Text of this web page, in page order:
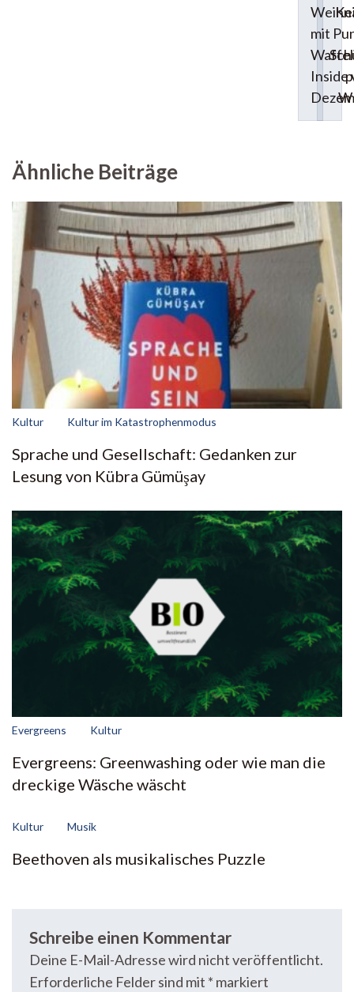
mit
Inside
Ähnliche Beiträge
Kultur Kultur im Katastrophenmodus
Sprache und Gesellschaft: Gedanken zur
Lesung von Kübra Gümüşay
Evergreens Kultur
Evergreens: Greenwashing oder wie man die
dreckige Wäsche wäscht
Kultur Musik
Beethoven als musikalisches Puzzle
Schreibe einen Kommentar
Deine E-Mail-Adresse wird nicht veröffentlicht.
Erforderliche Felder sind mit * markiert